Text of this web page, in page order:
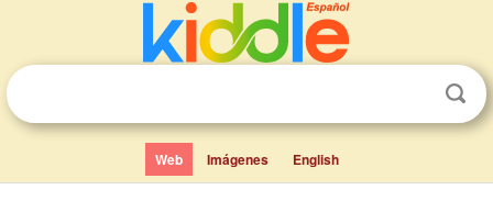
Web Imágenes English